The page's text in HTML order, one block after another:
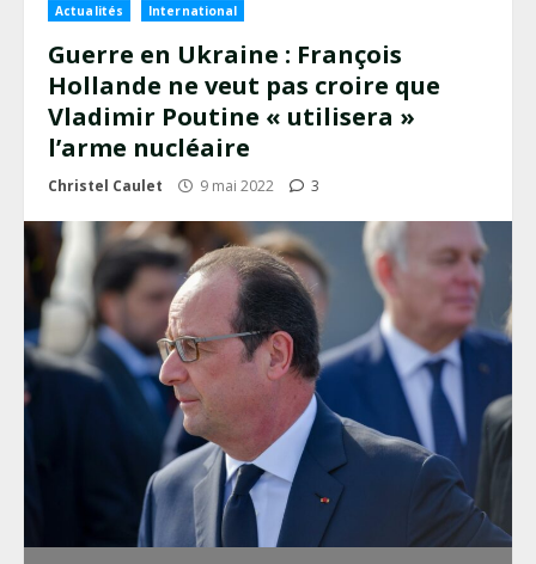
Actualités International
Guerre en Ukraine : François
Hollande ne veut pas croire que
Vladimir Poutine « utilisera »
l’arme nucléaire
Christel Caulet 9 mai 2022 3